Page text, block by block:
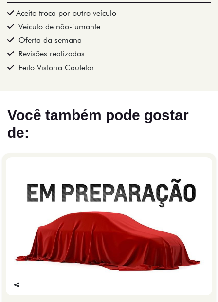
Aceito troca por outro veículo
Veículo de não-fumante
Oferta da semana
Revisões realizadas
Feito Vistoria Cautelar
Você também pode gostar
de: